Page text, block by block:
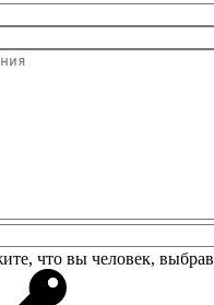
что вы человек, выбрав